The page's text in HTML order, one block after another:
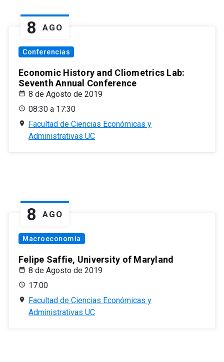
8 AGO
Conferencias
Economic History and Cliometrics Lab:
Seventh Annual Conference
8 de Agosto de 2019
08:30 a 17:30
Facultad de Ciencias Económicas y
Administrativas UC
8 AGO
Macroeconomía
Felipe Saffie, University of Maryland
8 de Agosto de 2019
17:00
Facultad de Ciencias Económicas y
Administrativas UC